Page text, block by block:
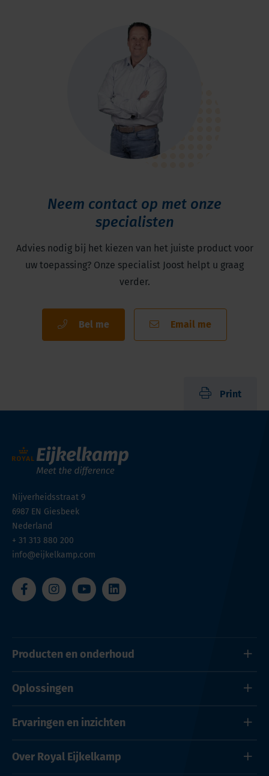
Neem contact op met onze
specialisten
Advies nodig bij het kiezen van het juiste product voor
uw toepassing? Onze specialist Joost helpt u graag
verder.
Bel me Email me
Print
Nijverheidsstraat 9
6987 EN Giesbeek
Nederland
+ 31 313 880 200
info@eijkelkamp.com
Producten en onderhoud
Oplossingen
Ervaringen en inzichten
Over Royal Eijkelkamp